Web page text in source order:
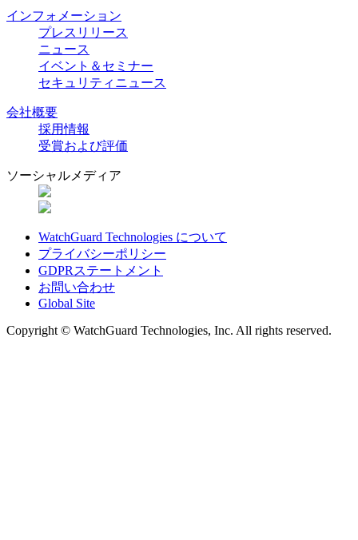
インフォメーション
プレスリリース
ニュース
イベント＆セミナー
セキュリティニュース
会社概要
採用情報
受賞および評価
ソーシャルメディア
WatchGuard Technologies について
プライバシーポリシー
GDPRステートメント
お問い合わせ
Global Site
Copyright © WatchGuard Technologies, Inc. All rights reserved.